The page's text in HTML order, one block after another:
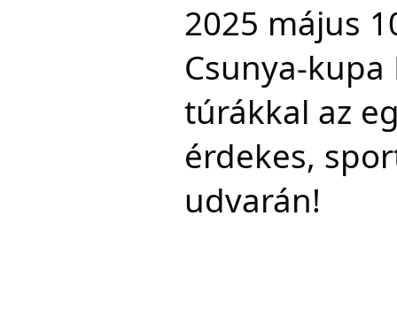
2025 május
Csunya-
túrákkal az
érdekes,
udvarán!